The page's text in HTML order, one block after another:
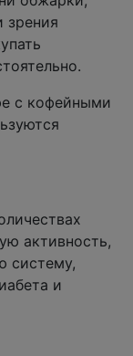
зрения
с кофейными
активность,
систему,
и